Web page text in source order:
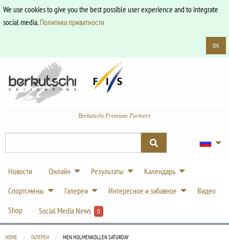
We use cookies to give you the best possible user experience and to integrate
social media.Политика приватности
OK
Berkutschi Premium Partners
Новости Онлайн Результаты
Календарь
Спортсмены
Галереи Интересное и забавное
Видео
Shop
Social Media News 0
HOME ГАЛЕРЕИ CURRENT:
MEN HOLMENKOLLEN SATURDAY